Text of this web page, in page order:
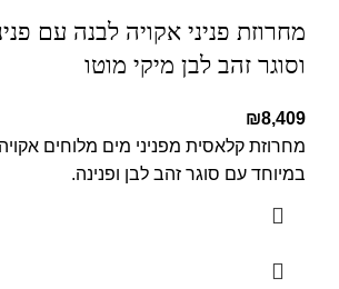
מחרוזת פניני אקויה לבנה עם
וסוגר זהב לבן מיקי מוטו
₪8,409
מחרוזת קלאסית מפניני מים מלוחים אקויה
במיוחד עם סוגר זהב לבן ופנינה.